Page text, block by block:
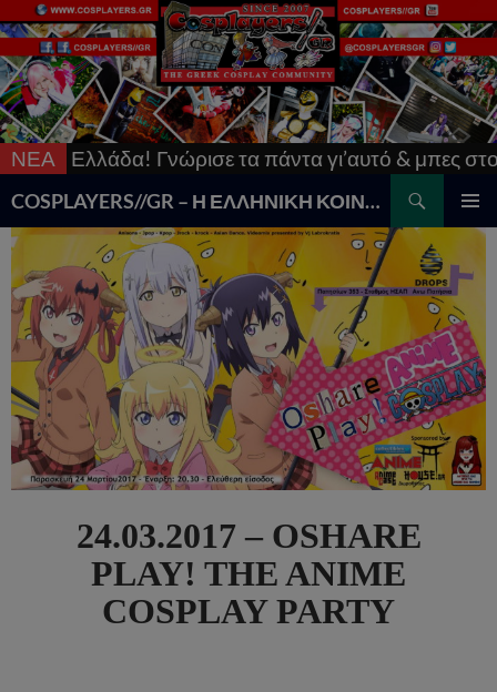
ΝΕΑ
Ελλάδα! Γνώρισε τα πάντα γι’αυτό & μπες στο
COSPLAYERS//GR – Η ΕΛΛΗΝΙΚΗ ΚΟΙΝΟΤΗΤΑ COSPLAY
TO
CONTENT
24.03.2017 – OSHARE
PLAY! THE ANIME
COSPLAY PARTY